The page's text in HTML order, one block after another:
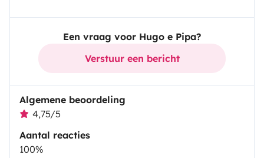
Een vraag voor Hugo e Pipa?
Verstuur een bericht
Algemene beoordeling
4,75/5
Aantal reacties
100%